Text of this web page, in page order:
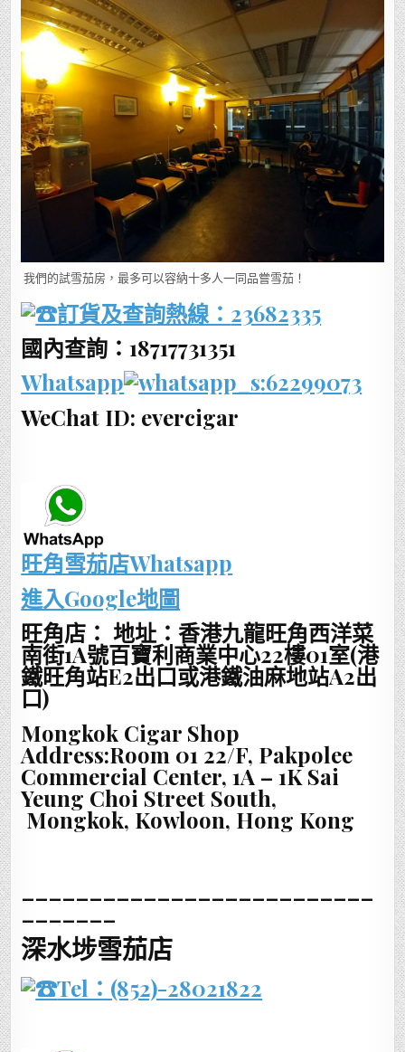
我們的試雪茄房，最多可以容納十多人一同品嘗雪茄！
訂貨及查詢熱線： 23682335
國內查詢：18717731351
Whatsapp
:62299073
WeChat ID: evercigar
旺角雪茄店Whatsapp
進入Google地圖
旺角店： 地址：香港九龍旺角西洋菜
南街1A號百寶利商業中心22樓01室(港
鐵旺角站E2出口或港鐵油麻地站A2出
口)
Mongkok Cigar Shop
Address:Room 01 22/F, Pakpolee
Commercial Center, 1A – 1K Sai
Yeung Choi Street South,
Mongkok, Kowloon, Hong Kong
_______
深水埗雪茄店
Tel：(852)-28021822